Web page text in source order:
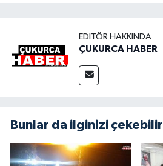
EDITÖR HAKKINDA
ÇUKURCA HABER
Bunlar da ilginizi çekebilir